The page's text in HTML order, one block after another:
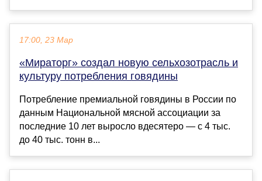
17:00, 23 Мар
«Мираторг» создал новую сельхозотрасль и
культуру потребления говядины
Потребление премиальной говядины в России по
данным Национальной мясной ассоциации за
последние 10 лет выросло вдесятеро — с 4 тыс.
до 40 тыс. тонн в...